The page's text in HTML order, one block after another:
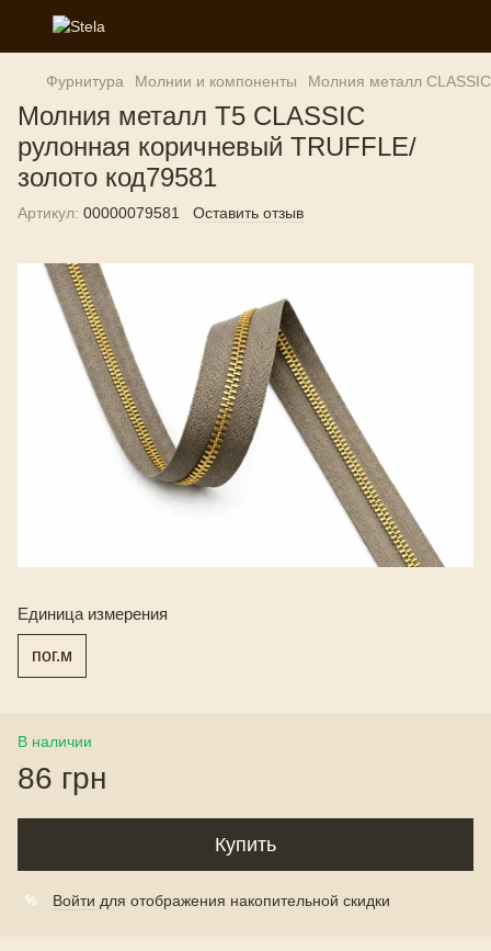
Фурнитура Молнии и компоненты Молния металл CLASSIC
Молния металл T5 CLASSIC
рулонная коричневый TRUFFLE/
золото код79581
Артикул: 00000079581 Оставить отзыв
Единица измерения
пог.м
В наличии
86 грн
Купить
% Войти для отображения накопительной скидки